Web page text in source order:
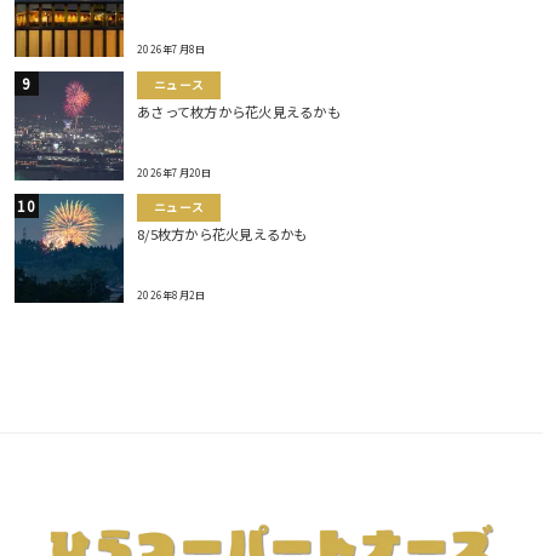
2026年7月8日
ニュース
あさって枚方から花火見えるかも
2026年7月20日
ニュース
8/5枚方から花火見えるかも
2026年8月2日